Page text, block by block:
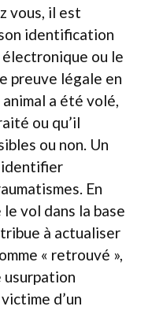
vous, il est
identification
ou le
preuve légale en
a été volé,
ou qu’il
ou non. Un
En
vol dans la base
à actualiser
« retrouvé »,
d’un